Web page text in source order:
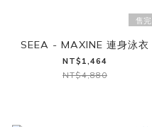
售完
SEEA - MAXINE 連身泳衣
NT$1,464
NT$4,880